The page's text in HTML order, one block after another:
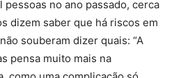
pessoas no ano passado, cerca
dizem saber que há riscos em
souberam dizer quais: “A
pensa muito mais na